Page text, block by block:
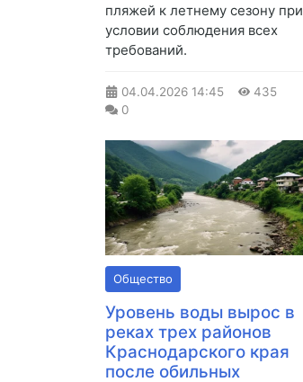
пляжей к летнему сезону при
условии соблюдения всех
требований.
04.04.2026 14:45
435
0
Общество
Уровень воды вырос в
реках трех районов
Краснодарского края
после обильных